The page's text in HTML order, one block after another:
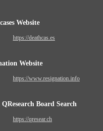
Website
https://deathcas.es
Website
https://www.resignation.info
QResearch Board Search
https://qresear.ch